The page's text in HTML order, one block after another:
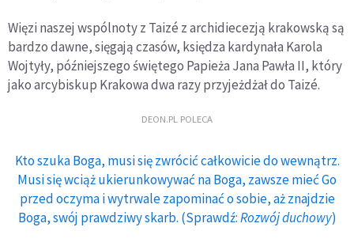
Więzi naszej wspólnoty z Taizé z archidiecezją krakowską są
bardzo dawne, sięgają czasów, księdza kardynała Karola
Wojtyły, późniejszego świętego Papieża Jana Pawła II, który
jako arcybiskup Krakowa dwa razy przyjeżdżał do Taizé.
DEON.PL POLECA
Kto szuka Boga, musi się zwrócić całkowicie do wewnątrz.
Musi się wciąż ukierunkowywać na Boga, zawsze mieć Go
przed oczyma i wytrwale zapominać o sobie, aż znajdzie
Boga, swój prawdziwy skarb. (Sprawdź:Rozwój duchowy)